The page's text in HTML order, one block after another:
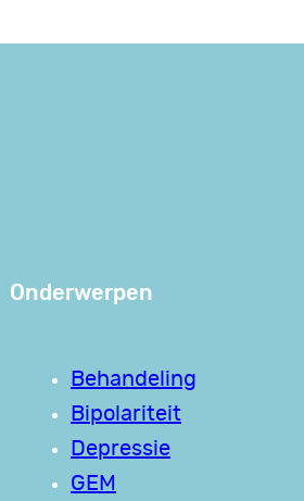
Onderwerpen
Behandeling
Bipolariteit
Depressie
GEM